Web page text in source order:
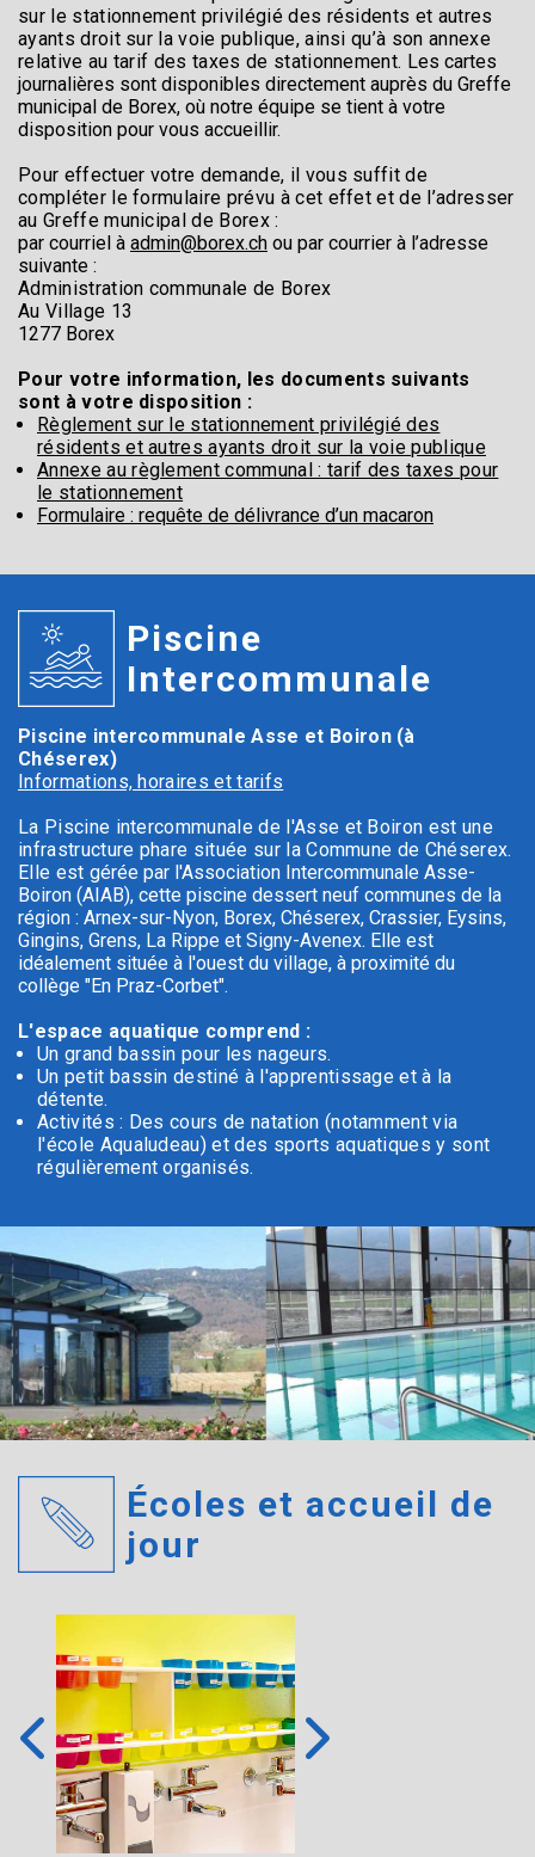
sur le stationnement privilégié des résidents et autres
ayants droit sur la voie publique, ainsi qu’à son annexe
relative au tarif des taxes de stationnement. Les cartes
journalières sont disponibles directement auprès du Greffe
municipal de Borex, où notre équipe se tient à votre
disposition pour vous accueillir.
Pour effectuer votre demande, il vous suffit de
compléter le formulaire prévu à cet effet et de l’adresser
au Greffe municipal de Borex :
par courriel à admin@borex.ch ou par courrier à l’adresse
suivante :
Administration communale de Borex
Au Village 13
1277 Borex
Pour votre information, les documents suivants
sont à votre disposition :
Règlement sur le stationnement privilégié des
résidents et autres ayants droit sur la voie publique
Annexe au règlement communal : tarif des taxes pour
le stationnement
Formulaire : requête de délivrance d’un macaron
Piscine
Intercommunale
Piscine intercommunale Asse et Boiron (à
Chéserex)
Informations, horaires et tarifs
La Piscine intercommunale de l'Asse et Boiron est une
infrastructure phare située sur la Commune de Chéserex.
Elle est gérée par l'Association Intercommunale Asse-
Boiron (AIAB), cette piscine dessert neuf communes de la
région : Arnex-sur-Nyon, Borex, Chéserex, Crassier, Eysins,
Gingins, Grens, La Rippe et Signy-Avenex. Elle est
idéalement située à l'ouest du village, à proximité du
collège "En Praz-Corbet".
L'espace aquatique comprend :
Un grand bassin pour les nageurs.
Un petit bassin destiné à l'apprentissage et à la
détente.
Activités : Des cours de natation (notamment via
l'école Aqualudeau) et des sports aquatiques y sont
régulièrement organisés.
Écoles et accueil de
jour